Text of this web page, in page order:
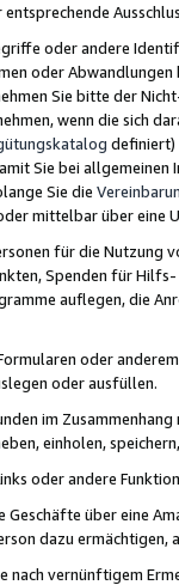
oder andere
oder
Sie bitte der
wenn die sich
definiert)
Sie bei
Sie die
mittelbar über eine
für die Nutzung
Spenden für
auflegen, die
oder
oder ausfüllen.
im
einholen,
oder andere
Geschäfte über eine
dazu
nach vernünftigem